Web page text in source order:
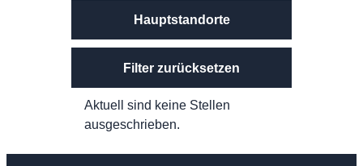
Hauptstandorte
Filter zurücksetzen
Aktuell sind keine Stellen
ausgeschrieben.